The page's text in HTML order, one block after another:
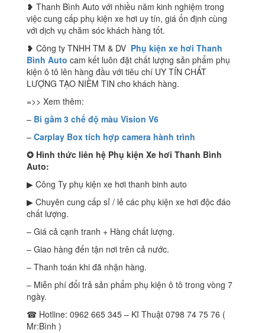
❥ Thanh Bình Auto với nhiều năm kinh nghiệm trong
việc cung cấp phụ kiện xe hơi uy tín, giá ổn định cùng
với dịch vụ chăm sóc khách hàng tốt.
❥ Công ty TNHH TM & DV Phụ kiện xe hơi Thanh
Bình Auto cam kết luôn đặt chất lượng sản phẩm phụ
kiện ô tô lên hàng đầu với tiêu chí UY TÍN CHẤT
LƯỢNG TẠO NIỀM TIN cho khách hàng.
=>> Xem thêm:
– Bi gầm 3 chế độ màu Vision V6
– Carplay Box tích hợp camera hành trình
✪ Hình thức liên hệ Phụ kiện Xe hơi Thanh Bình
Auto:
▶ Công Ty phụ kiện xe hơi thanh binh auto
▶ Chuyên cung cấp sỉ / lẻ các phụ kiện xe hơi độc đáo
chất lượng.
– Giá cả cạnh tranh + Hàng chất lượng.
– Giao hàng đến tận nơi trên cả nước.
– Thanh toán khi đã nhận hàng.
– Miễn phí đổi trả sản phẩm phụ kiện ô tô trong vòng 7
ngày.
☎ Hotline: 0962 665 345 – Kĩ Thuật 0798 74 75 76 (
Mr:Bình )